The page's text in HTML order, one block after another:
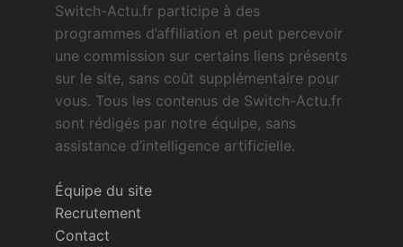
Switch-Actu.fr participe à des
programmes d’affiliation et peut percevoir
une commission sur certains liens présents
sur le site, sans coût supplémentaire pour
vous. Tous les contenus de Switch-Actu.fr
sont rédigés par notre équipe, sans
assistance d’intelligence artificielle.
Équipe du site
Recrutement
Contact